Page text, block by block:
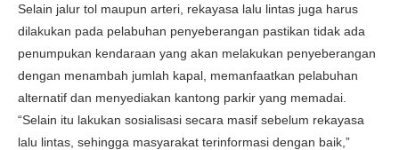
Selain jalur tol maupun arteri, rekayasa lalu lintas juga harus
dilakukan pada pelabuhan penyeberangan pastikan tidak ada
penumpukan kendaraan yang akan melakukan penyeberangan
dengan menambah jumlah kapal, memanfaatkan pelabuhan
alternatif dan menyediakan kantong parkir yang memadai.
“Selain itu lakukan sosialisasi secara masif sebelum rekayasa
lalu lintas, sehingga masyarakat terinformasi dengan baik,”